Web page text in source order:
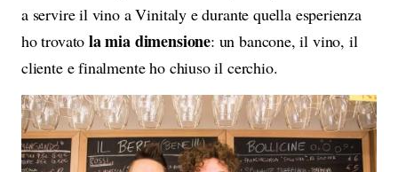
a servire il vino a Vinitaly e durante quella esperienza
ho trovatola mia dimensione: un bancone, il vino, il
cliente e finalmente ho chiuso il cerchio.